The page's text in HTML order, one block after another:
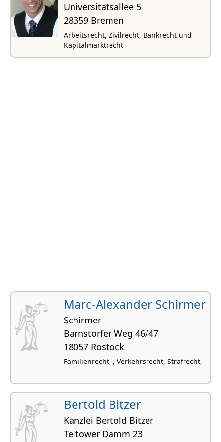
Universitätsallee 5
28359 Bremen
Arbeitsrecht, Zivilrecht, Bankrecht und
Kapitalmarktrecht
Marc-Alexander Schirmer
Schirmer
Barnstorfer Weg 46/47
18057 Rostock
Familienrecht, , Verkehrsrecht, Strafrecht,
Bertold Bitzer
Kanzlei Bertold Bitzer
Teltower Damm 23